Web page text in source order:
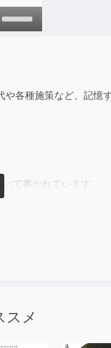
or
各種施策など、記憶
て書かれています。
れ、とても楽しく読
。
スメ